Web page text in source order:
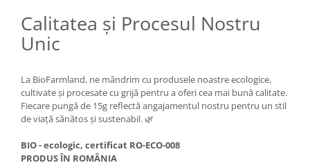
Calitatea și Procesul Nostru
Unic
La BioFarmland, ne mândrim cu produsele noastre ecologice,
cultivate și procesate cu grijă pentru a oferi cea mai bună calitate.
Fiecare pungă de 15g reflectă angajamentul nostru pentru un stil
de viață sănătos și sustenabil. 🌿
BIO - ecologic, certificat RO-ECO-008
PRODUS ÎN ROMÂNIA